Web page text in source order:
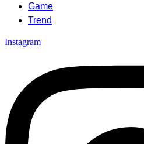
Game
Trend
Instagram